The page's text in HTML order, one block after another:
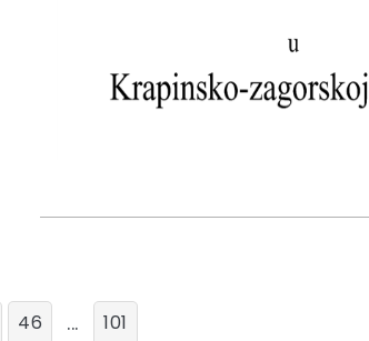
46 ... 101